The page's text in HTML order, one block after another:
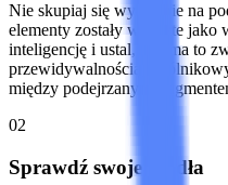
Nie skupiaj się wyłącznie na
elementy zostały wykryte jako
inteligencję i ustal, czy ma to
przewidywalnością,
między podejrzanym
02
Sprawdź swoje źródła